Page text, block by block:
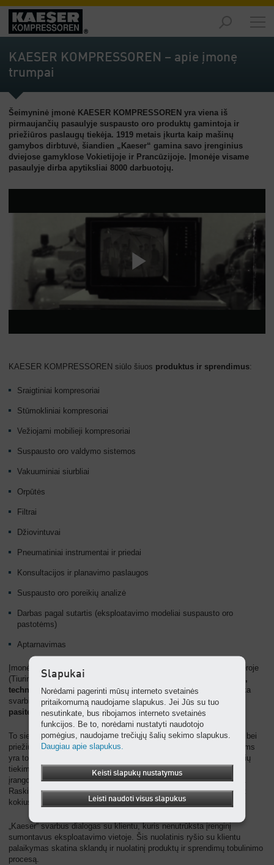
Produktai
-
Apžvalga
Apžvalga
Aptarnavimas
-
Apžvalga
Įmonė
KAESER KOMPRESSOREN – apie įmonę
trumpai
Šeimyninė įmonė KAESER KOMPRESSOREN yra viena iš
pirmaujančių pasaulyje suspausto oro produktų gamintoja ir
priežiūros paslaugų tiekėja. 1919 metais įkurta kaip mašinų
gamybos dirbtuvė, šiandien „Kaeser“ gamina savo įrenginius
dviejose gamyklose Vokietijoje ir Prancūzijoje. Įmonėje visame
pasaulyje dirba apytiksliai 8000 darbuotojų.
KAESER KOMPRESSOREN siūlo šiuos produktus ir sprendimus:
Sraigtiniai kompresoriai
Stūmokliniai kompresoriai
Vežiojami mobilieji kompresoriai
Suspausto oro valdymo sistemos
Vakuuminiai siurbliai
Orpūtės
Filtrai
Džiovintuvai
Pneumatiniai instrumentai ir priedai
Konsultacijos ir planavimo paslaugos
Suspausto oro poreikių analizė
Darbas pagal sutartis (eksploatavimo modeliai suspausto oro
pastotėms)
Aptarnavimas
Įmonė savo prietaisus gamina Koburge (Šiaurinėje Bavarijoje) ir Geroje
(Tiuringene). Jie išsiskiria savo
energijos našumu,
techniniais sprendimaisbeiaptarnavimo paprastumu
bei atitinka
svarbiausią „Kaeser“ tikslą:užtikrinti maksimalų klientų
pasitenkinimą.
To siekia ne tik įmonės inžinieriai projektuotojai, bet ir aptarnavimo bei
priežiūros paslaugas teikiantys specialistai. Paslaugų teikimas mums
yra toks pats svarbus kaip ir gaminių tobulinimas bei atsarginių dalių
tiekimas. Įrangos inžinieriai konsultuoja klientus dėl tinkamiausio
įrangos išdėstymo bei galingumo optimaliems rezultatams pasiekti.
Raskite optimalų sprendimą bet kokiai pramonės sričiai ir pagal bet
kokius gamybos reikalavimus.
„Kaeser“ svarbus dialogas su klientu, kuris nenutrūksta įrenginį
sumontavus eksploatavimo vietoje. Šis nuolatinis ryšio su klientu
palaikymas skatina sklandų ir nuolatinį produktų ir sprendimų tobulinimo
procesą.
Slapukai
Norėdami pagerinti mūsų interneto svetainės
pritaikomumą naudojame slapukus. Jei Jūs su tuo
nesutinkate, bus ribojamos interneto svetainės
funkcijos. Be to, norėdami nustatyti naudotojo
pomėgius, naudojame trečiųjų šalių sekimo slapukus.
Daugiau apie slapukus.
Keisti slapukų nustatymus
Leisti naudoti visus slapukus